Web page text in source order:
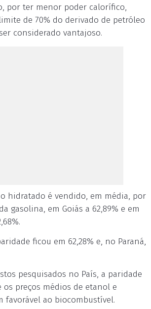
por ter menor poder calorífico,
de 70% do derivado de petróleo
considerado vantajoso.
o hidratado é vendido, em média, por
gasolina, em Goiás a 62,89% e em
ficou em 62,28% e, no Paraná,
pesquisados no País, a paridade
os preços médios de etanol e
favorável ao biocombustível.